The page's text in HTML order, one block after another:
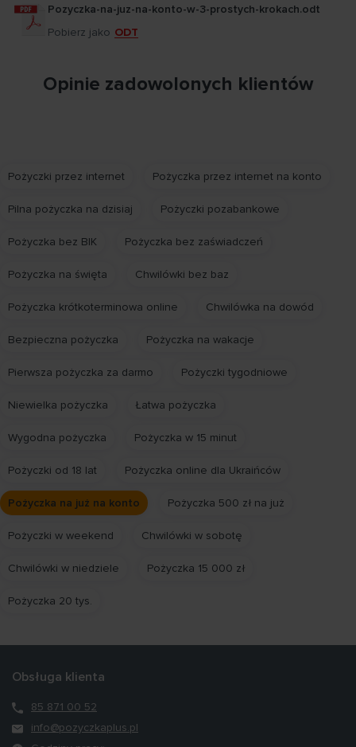
Pozyczka-na-juz-na-konto-w-3-prostych-krokach.odt
Pobierz jako ODT
Opinie zadowolonych klientów
Pożyczki przez internet Pożyczka przez internet na konto
Pilna pożyczka na dzisiaj Pożyczki pozabankowe
Pożyczka bez BIK Pożyczka bez zaświadczeń
Pożyczka na święta Chwilówki bez baz
Pożyczka krótkoterminowa online Chwilówka na dowód
Bezpieczna pożyczka Pożyczka na wakacje
Pierwsza pożyczka za darmo Pożyczki tygodniowe
Niewielka pożyczka Łatwa pożyczka
Wygodna pożyczka Pożyczka w 15 minut
Pożyczki od 18 lat Pożyczka online dla Ukraińców
Pożyczka na już na konto Pożyczka 500 zł na już
Pożyczki w weekend Chwilówki w sobotę
Chwilówki w niedziele Pożyczka 15 000 zł
Pożyczka 20 tys.
Obsługa klienta
85 871 00 52
info@pozyczkaplus.pl